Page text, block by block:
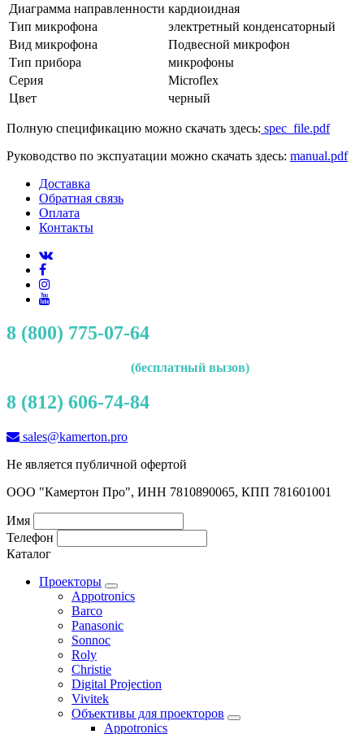
Диаграмма направленности кардиоидная
Тип микрофона
электретный конденсаторный
Вид микрофона
Подвесной микрофон
Тип прибора
микрофоны
Серия
Microflex
Цвет
черный
Полную спецификацию можно скачать здесь: spec_file.pdf
Руководство по экспуатации можно скачать здесь: manual.pdf
Доставка
Обратная связь
Оплата
Контакты
8 (800) 775-07-64
(бесплатный вызов)
8 (812) 606-74-84
sales@kamerton.pro
Не является публичной офертой
ООО "Камертон Про", ИНН 7810890065, КПП 781601001
Имя
Телефон
Каталог
Проекторы
Appotronics
Barco
Panasonic
Sonnoc
Roly
Christie
Digital Projection
Vivitek
Объективы для проекторов
Appotronics